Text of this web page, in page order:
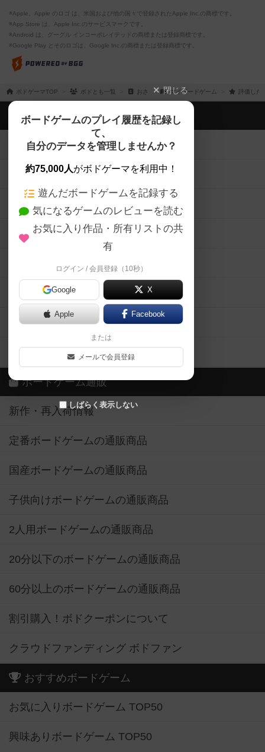
※Apple、Apple のロゴ は、米国および他の国々で登録されたApple Inc.の商標です。
※App Store は、Apple Inc.のサービスマークです。
※Android は、グーグル インコーポレイテッドの商標または登録商標です。
※Google Play とそのロゴは、Google Inc.の商標または登録商標です。
ボドゲーマTOP ボドとも一覧 おさ マイボードゲーム 評価した
閉じる
ボードゲームのプレイ履歴を記録し
て、
自分のデータを管理しませんか？
約75,000人がボドゲーマを利用中！
遊んだボードゲームを記録する
気になるゲームのレビューを読む
お気に入り作品・所有リストの共
有
ログイン / 会員登録（10秒）
Google X
Apple Facebook
または
メールで会員登録
しばらく表示しない
ボドゲーマTOP
ボードゲームを検索する
ボードゲームの新着レビュー
ボードゲーム会情報
メカニクス特集
掲示板・トピックス
ボドとも・会員一覧
ボードゲーム業界コラム
ボドゲーマご利用案内
ボードゲーム通販
新作・再入荷情報
定番ボードゲームの通販商品
国産ボードゲームの通販商品
子供向けボードゲームの通販商品
2人用ボードゲームの通販商品
20分以下のボードゲームの通販商品
60分以上のボードゲームの通販商品
割引購入！ボドクーポンについて
クラウドファンディング ボドファン
おすすめボードゲーム
お気に入りボードゲーム TOP50
興味ありボードゲーム TOP50